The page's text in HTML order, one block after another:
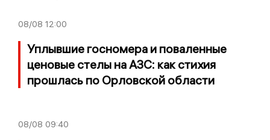
08/08 12:00
Уплывшие госномера и поваленные
ценовые стелы на АЗС: как стихия
прошлась по Орловской области
08/08 09:40